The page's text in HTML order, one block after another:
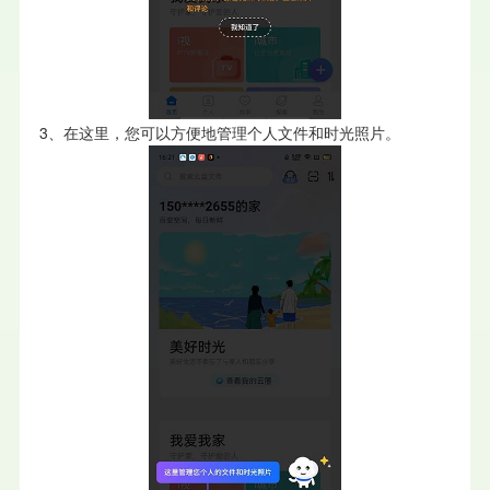
3、在这里，您可以方便地管理个人文件和时光照片。